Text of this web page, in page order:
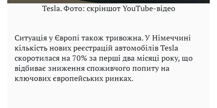
Tesla. Фото: скріншот YouTube-відео
Ситуація у Європі також тривожна. У Німеччині
кількість нових реєстрацій автомобілів Tesla
скоротилася на 70% за перші два місяці року, що
відбиває зниження споживчого попиту на
ключових європейських ринках.